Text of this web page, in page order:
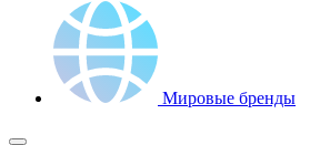
Мировые бренды